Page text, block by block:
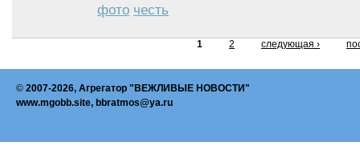
фото честь
1 2 следующая ›
© 2007-2026, Агрегатор "ВЕЖЛИВЫЕ НОВОСТИ"
www.mgobb.site, bbratmos@ya.ru